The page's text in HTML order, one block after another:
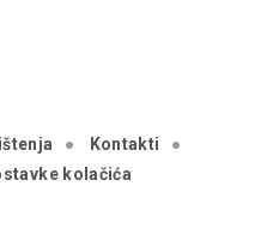
Kontakti
kolačića